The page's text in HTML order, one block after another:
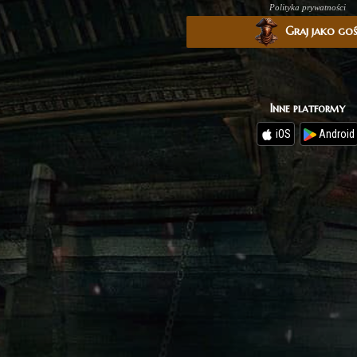
Polityka prywatności
Graj jako
Inne platformy
iOS Android